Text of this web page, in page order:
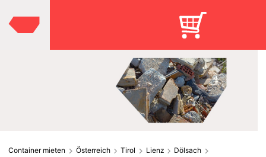
Container mieten Österreich Tirol Lienz
Dölsach